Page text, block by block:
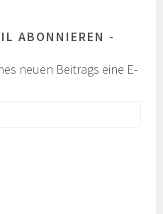
ABONNIEREN
neuen Beitrags eine E-